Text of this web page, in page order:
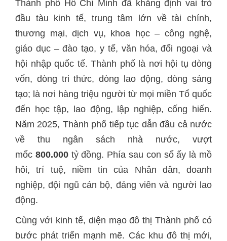
Thành phố Hồ Chí Minh đã khẳng định vai trò
đầu tàu kinh tế, trung tâm lớn về tài chính,
thương mại, dịch vụ, khoa học – công nghệ,
giáo dục – đào tạo, y tế, văn hóa, đối ngoại và
hội nhập quốc tế. Thành phố là nơi hội tụ dòng
vốn, dòng tri thức, dòng lao động, dòng sáng
tạo; là nơi hàng triệu người từ mọi miền Tổ quốc
đến học tập, lao động, lập nghiệp, cống hiến.
Năm 2025, Thành phố tiếp tục dẫn đầu cả nước
về thu ngân sách nhà nước, vượt
mốc 800.000tỷ đồng. Phía sau con số ấy là mồ
hôi, trí tuệ, niềm tin của Nhân dân, doanh
nghiệp, đội ngũ cán bộ, đảng viên và người lao
động.
Cùng với kinh tế, diện mạo đô thị Thành phố có
bước phát triển mạnh mẽ. Các khu đô thị mới,